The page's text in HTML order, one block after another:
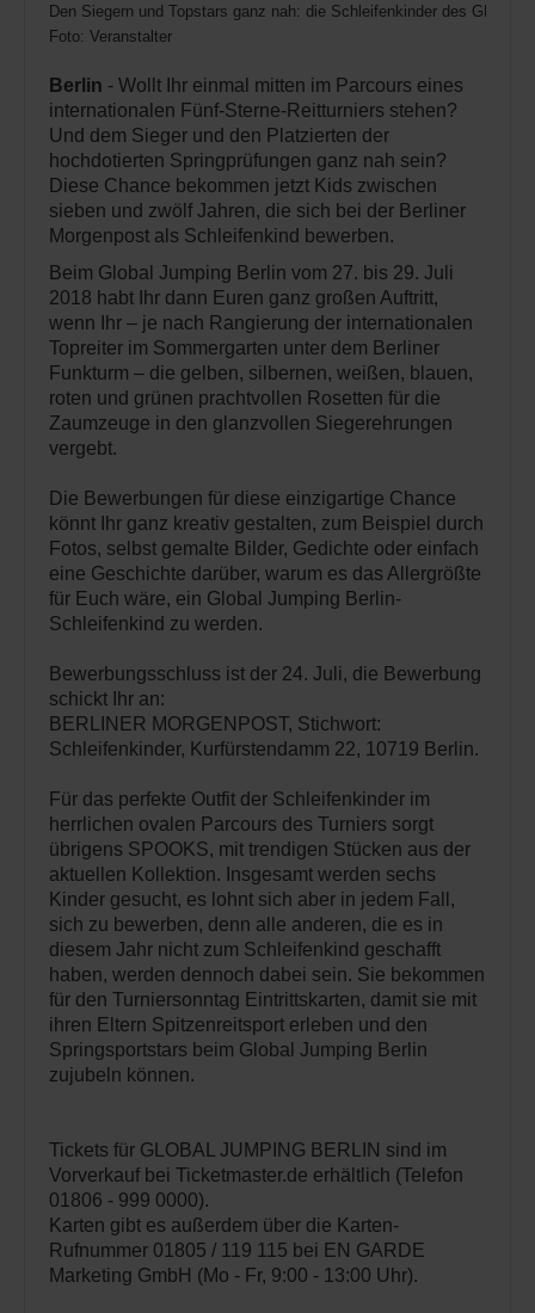
Den Siegern und Topstars ganz nah: die Schleifenkinder des
Foto: Veranstalter
Berlin - Wollt Ihr einmal mitten im Parcours eines
internationalen Fünf-Sterne-Reitturniers stehen?
Und dem Sieger und den Platzierten der
hochdotierten Springprüfungen ganz nah sein?
Diese Chance bekommen jetzt Kids zwischen
sieben und zwölf Jahren, die sich bei der Berliner
Morgenpost als Schleifenkind bewerben.
Beim Global Jumping Berlin vom 27. bis 29. Juli
2018 habt Ihr dann Euren ganz großen Auftritt,
wenn Ihr – je nach Rangierung der internationalen
Topreiter im Sommergarten unter dem Berliner
Funkturm – die gelben, silbernen, weißen, blauen,
roten und grünen prachtvollen Rosetten für die
Zaumzeuge in den glanzvollen Siegerehrungen
vergebt.
Die Bewerbungen für diese einzigartige Chance
könnt Ihr ganz kreativ gestalten, zum Beispiel durch
Fotos, selbst gemalte Bilder, Gedichte oder einfach
eine Geschichte darüber, warum es das Allergrößte
für Euch wäre, ein Global Jumping Berlin-
Schleifenkind zu werden.
Bewerbungsschluss ist der 24. Juli, die Bewerbung
schickt Ihr an:
BERLINER MORGENPOST, Stichwort:
Schleifenkinder, Kurfürstendamm 22, 10719 Berlin.
Für das perfekte Outfit der Schleifenkinder im
herrlichen ovalen Parcours des Turniers sorgt
übrigens SPOOKS, mit trendigen Stücken aus der
aktuellen Kollektion. Insgesamt werden sechs
Kinder gesucht, es lohnt sich aber in jedem Fall,
sich zu bewerben, denn alle anderen, die es in
diesem Jahr nicht zum Schleifenkind geschafft
haben, werden dennoch dabei sein. Sie bekommen
für den Turniersonntag Eintrittskarten, damit sie mit
ihren Eltern Spitzenreitsport erleben und den
Springsportstars beim Global Jumping Berlin
zujubeln können.
Tickets für GLOBAL JUMPING BERLIN sind im
Vorverkauf bei Ticketmaster.de erhältlich (Telefon
01806 - 999 0000).
Karten gibt es außerdem über die Karten-
Rufnummer 01805 / 119 115 bei EN GARDE
Marketing GmbH (Mo - Fr, 9:00 - 13:00 Uhr).